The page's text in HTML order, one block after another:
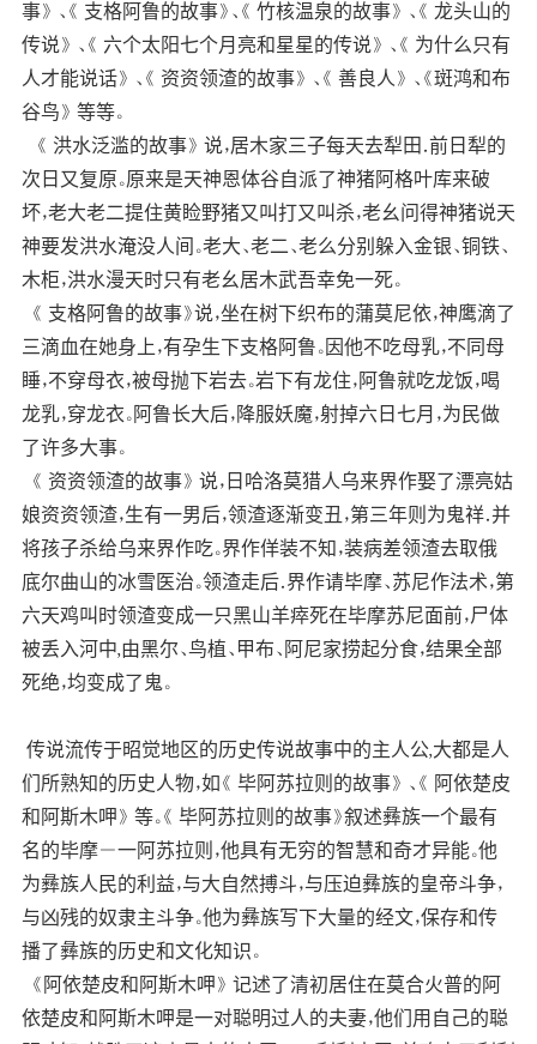
事》 、《 支格阿鲁的故事》、《 竹核温泉的故事》 、《 龙头山的
传说》 、《 六个太阳七个月亮和星星的传说》 、《 为什么只有
人才能说话》 、《 资资领渣的故事》 、《 善良人》 、《斑鸿和布
谷鸟》 等等。
《 洪水泛滥的故事》 说，居木家三子每天去犁田．前日犁的
次日又复原。原来是天神恩体谷自派了神猪阿格叶库来破
坏，老大老二提住黄睑野猪又叫打又叫杀，老幺问得神猪说天
神要发洪水淹没人间。老大、老二、老么分别躲入金银、铜铁、
木柜，洪水漫天时只有老幺居木武吾幸免一死。
《 支格阿鲁的故事》说，坐在树下织布的蒲莫尼依，神鹰滴了
三滴血在她身上，有孕生下支格阿鲁。因他不吃母乳，不同母
睡，不穿母衣，被母抛下岩去。岩下有龙住，阿鲁就吃龙饭，喝
龙乳，穿龙衣。阿鲁长大后，降服妖魔，射掉六日七月，为民做
了许多大事。
《 资资领渣的故事》 说，日哈洛莫猎人乌来界作娶了漂亮姑
娘资资领渣，生有一男后，领渣逐渐变丑，第三年则为鬼祥．并
将孩子杀给乌来界作吃。界作佯装不知，装病差领渣去取俄
底尔曲山的冰雪医治。领渣走后．界作请毕摩、苏尼作法术，第
六天鸡叫时领渣变成一只黑山羊瘁死在毕摩苏尼面前，尸体
被丢入河中,由黑尔、鸟植、甲布、阿尼家捞起分食，结果全部
死绝，均变成了鬼。
传说流传于昭觉地区的历史传说故事中的主人公,大都是人
们所熟知的历史人物，如《 毕阿苏拉则的故事》 、《 阿依楚皮
和阿斯木呷》 等。《 毕阿苏拉则的故事》叙述彝族一个最有
名的毕摩－一阿苏拉则，他具有无穷的智慧和奇才异能。他
为彝族人民的利益，与大自然搏斗，与压迫彝族的皇帝斗争，
与凶残的奴隶主斗争。他为彝族写下大量的经文，保存和传
播了彝族的历史和文化知识。
《阿依楚皮和阿斯木呷》 记述了清初居住在莫合火普的阿
依楚皮和阿斯木呷是一对聪明过人的夫妻，他们用自己的聪